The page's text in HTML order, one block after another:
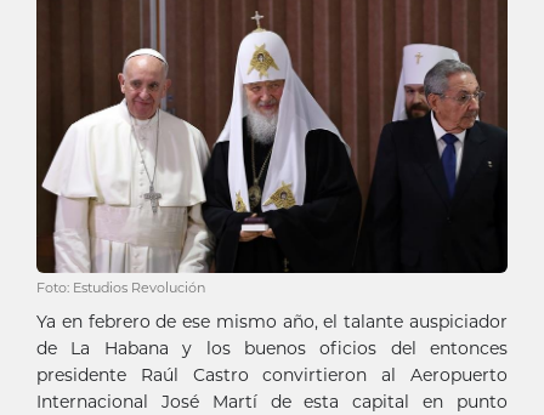
Foto: Estudios Revolución
Ya en febrero de ese mismo año, el talante auspiciador
de La Habana y los buenos oficios del entonces
presidente Raúl Castro convirtieron al Aeropuerto
Internacional José Martí de esta capital en punto